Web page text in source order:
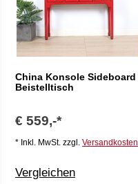
China Konsole Sideboard
Beistelltisch
€ 559,-*
* Inkl. MwSt. zzgl. Versandkosten
Vergleichen